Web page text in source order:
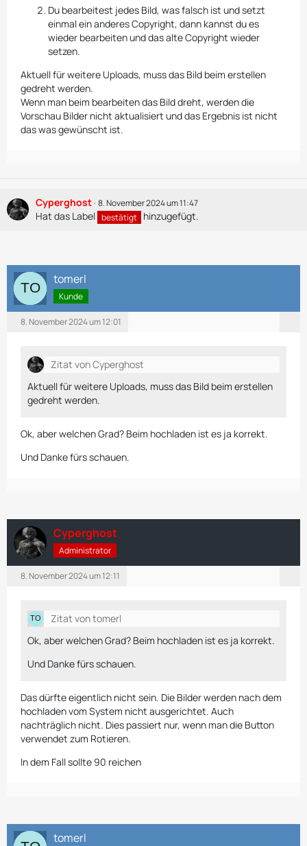
Du bearbeitest jedes Bild, was falsch ist und setzt
einmal ein anderes Copyright, dann kannst du es
wieder bearbeiten und das alte Copyright wieder
setzen.
Aktuell für weitere Uploads, muss das Bild beim erstellen
gedreht werden.
Wenn man beim bearbeiten das Bild dreht, werden die
Vorschau Bilder nicht aktualisiert und das Ergebnis ist nicht
das was gewünscht ist.
Cyperghost 8. November 2024 um 11:47
Hat das Label bestätigt hinzugefügt.
tomerl
Kunde
8. November 2024 um 12:01
Zitat von Cyperghost
Aktuell für weitere Uploads, muss das Bild beim erstellen
gedreht werden.
Ok, aber welchen Grad? Beim hochladen ist es ja korrekt.
Und Danke fürs schauen.
Cyperghost
Administrator
8. November 2024 um 12:11
Zitat von tomerl
Ok, aber welchen Grad? Beim hochladen ist es ja korrekt.
Und Danke fürs schauen.
Das dürfte eigentlich nicht sein. Die Bilder werden nach dem
hochladen vom System nicht ausgerichtet. Auch
nachträglich nicht. Dies passiert nur, wenn man die Button
verwendet zum Rotieren.
In dem Fall sollte 90 reichen
tomerl